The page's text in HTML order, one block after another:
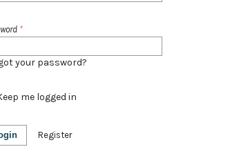
*
your password?
me logged in
Register